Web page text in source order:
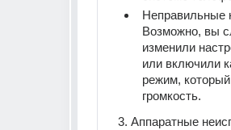
Неправильные
Возможно, вы
изменили
или включили
режим,
громкость.
3. Аппаратные